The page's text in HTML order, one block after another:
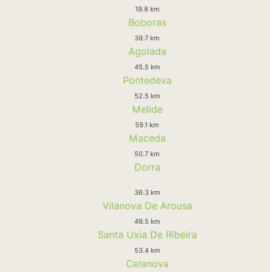
19.8 km
Boboras
39.7 km
Agolada
45.5 km
Pontedeva
52.5 km
Melide
59.1 km
Maceda
50.7 km
Dorra
36.3 km
Vilanova De Arousa
49.5 km
Santa Uxia De Ribeira
53.4 km
Celanova